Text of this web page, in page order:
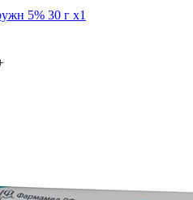
5% 30 г x1